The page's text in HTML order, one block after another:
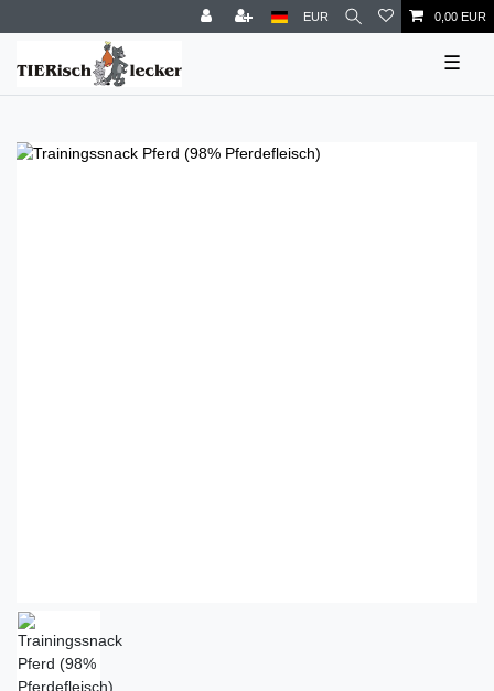
EUR 0,00 EUR
☰